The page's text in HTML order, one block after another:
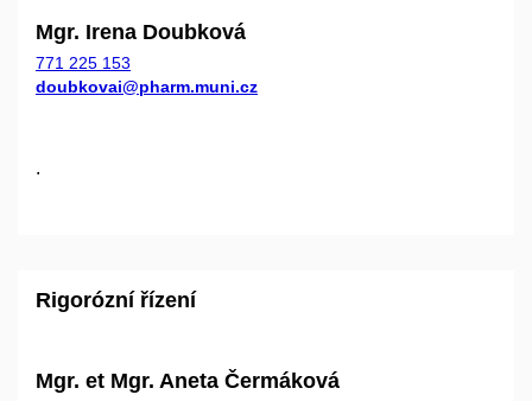
Mgr. Irena Doubková
771 225 153
doubkovai@pharm.muni.cz
.
Rigorózní řízení
Mgr. et Mgr. Aneta Čermáková